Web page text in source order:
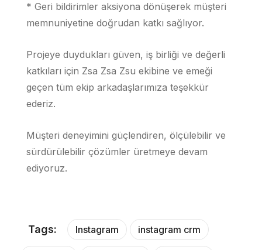
* Geri bildirimler aksiyona dönüşerek müşteri
memnuniyetine doğrudan katkı sağlıyor.
Projeye duydukları güven, iş birliği ve değerli
katkıları için Zsa Zsa Zsu ekibine ve emeği
geçen tüm ekip arkadaşlarımıza teşekkür
ederiz.
Müşteri deneyimini güçlendiren, ölçülebilir ve
sürdürülebilir çözümler üretmeye devam
ediyoruz.
Tags: Instagram instagram crm